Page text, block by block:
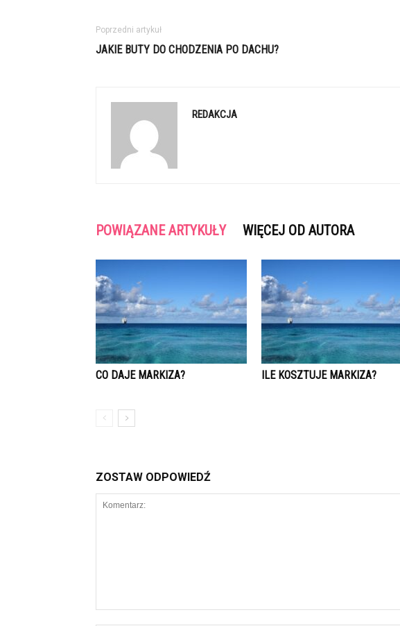
Poprzedni artykuł
JAKIE BUTY DO CHODZENIA PO DACHU?
REDAKCJA
POWIĄZANE ARTYKUŁY WIĘCEJ OD AUTORA
CO DAJE MARKIZA? ILE KOSZTUJE MARKIZA?
ZOSTAW ODPOWIEDŹ